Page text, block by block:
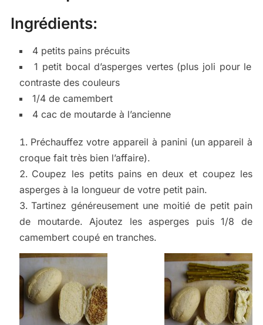
Ingrédients:
4 petits pains précuits
1 petit bocal d’asperges vertes (plus joli pour le
contraste des couleurs
1/4 de camembert
4 cac de moutarde à l’ancienne
Préchauffez votre appareil à panini (un appareil à
croque fait très bien l’affaire).
Coupez les petits pains en deux et coupez les
asperges à la longueur de votre petit pain.
Tartinez généreusement une moitié de petit pain
de moutarde. Ajoutez les asperges puis 1/8 de
camembert coupé en tranches.